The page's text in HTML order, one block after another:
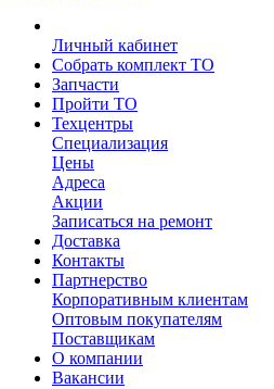
Личный кабинет
Собрать комплект ТО
Запчасти
Пройти ТО
Техцентры
Специализация
Цены
Адреса
Акции
Записаться на ремонт
Доставка
Контакты
Партнерство
Корпоративным клиентам
Оптовым покупателям
Поставщикам
О компании
Вакансии